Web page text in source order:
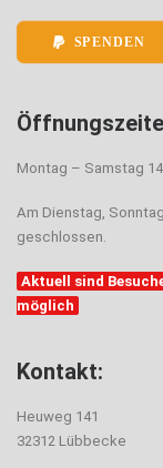
SPENDEN
Montag – Samstag
Am Dienstag,
geschlossen.
Aktuell sind
möglich
Kontakt:
Heuweg 141
32312 Lübbecke